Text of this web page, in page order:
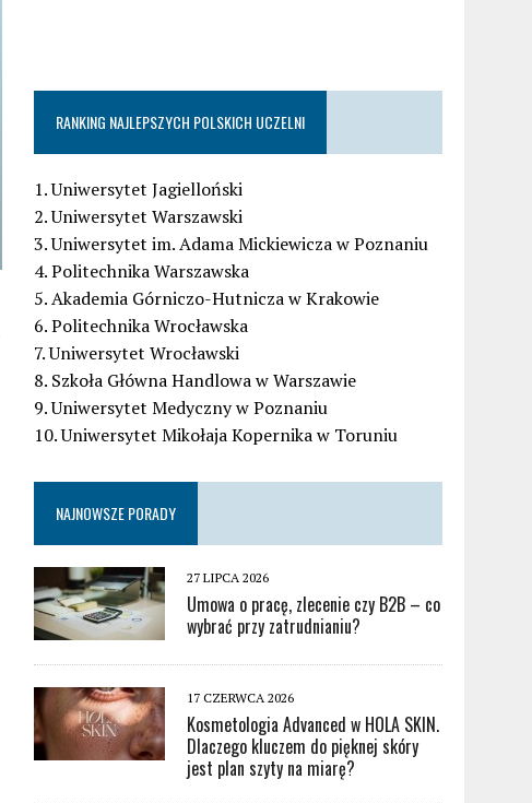
RANKING NAJLEPSZYCH POLSKICH UCZELNI
1. Uniwersytet Jagielloński
2. Uniwersytet Warszawski
3. Uniwersytet im. Adama Mickiewicza w Poznaniu
4. Politechnika Warszawska
5. Akademia Górniczo-Hutnicza w Krakowie
6. Politechnika Wrocławska
7. Uniwersytet Wrocławski
8. Szkoła Główna Handlowa w Warszawie
9. Uniwersytet Medyczny w Poznaniu
10. Uniwersytet Mikołaja Kopernika w Toruniu
NAJNOWSZE PORADY
27 LIPCA 2026
Umowa o pracę, zlecenie czy B2B – co
wybrać przy zatrudnianiu?
17 CZERWCA 2026
Kosmetologia Advanced w HOLA SKIN.
Dlaczego kluczem do pięknej skóry
jest plan szyty na miarę?